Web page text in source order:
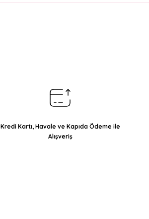
Kredi Kartı, Havale ve Kapıda Ödeme ile
Alışveriş